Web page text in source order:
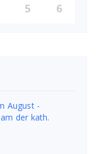
5 6
August -
der kath.